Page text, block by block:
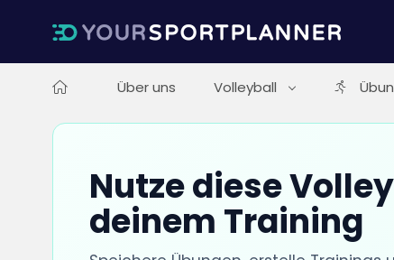
Über uns Volleyball
Nutze diese
deinem Training